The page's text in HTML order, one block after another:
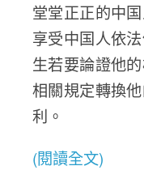
堂堂正正的中
享受中国人依
生若要論證他
相關規定轉換
利。
(閱讀全文)